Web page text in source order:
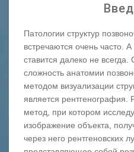
Патологии структур
встречаются очень часто.
ставится далеко не
сложность анатомии
методом визуализации
является рентгенография.
метод, при котором
изображение объекта,
через него рентгеновских